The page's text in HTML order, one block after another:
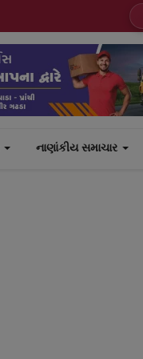
નાણાંકીય સમાચાર